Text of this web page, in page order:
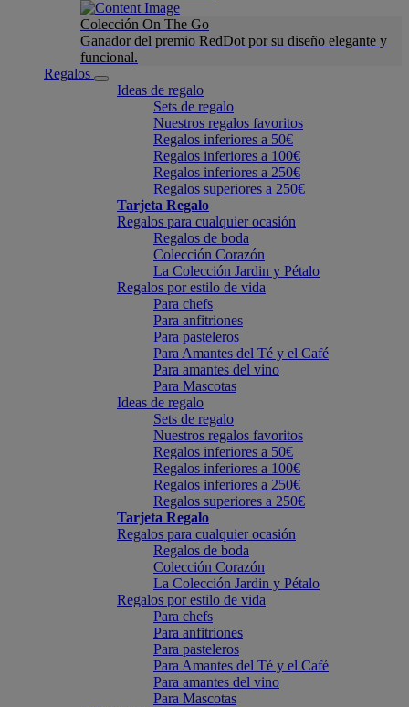
Colección On The Go
Ganador del premio RedDot por su diseño elegante y
funcional.
Regalos
Ideas de regalo
Sets de regalo
Nuestros regalos favoritos
Regalos inferiores a 50€
Regalos inferiores a 100€
Regalos inferiores a 250€
Regalos superiores a 250€
Tarjeta Regalo
Regalos para cualquier ocasión
Regalos de boda
Colección Corazón
La Colección Jardin y Pétalo
Regalos por estilo de vida
Para chefs
Para anfitriones
Para pasteleros
Para Amantes del Té y el Café
Para amantes del vino
Para Mascotas
Ideas de regalo
Sets de regalo
Nuestros regalos favoritos
Regalos inferiores a 50€
Regalos inferiores a 100€
Regalos inferiores a 250€
Regalos superiores a 250€
Tarjeta Regalo
Regalos para cualquier ocasión
Regalos de boda
Colección Corazón
La Colección Jardin y Pétalo
Regalos por estilo de vida
Para chefs
Para anfitriones
Para pasteleros
Para Amantes del Té y el Café
Para amantes del vino
Para Mascotas